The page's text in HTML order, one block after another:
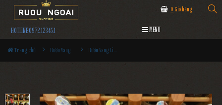
0 Giỏ hàng
HOTLINE 0972.12345.1 MENU
Trang chủ Rượu Vang Rượu Vang Lindeman's Bin 45 Cabernet Sauvignon